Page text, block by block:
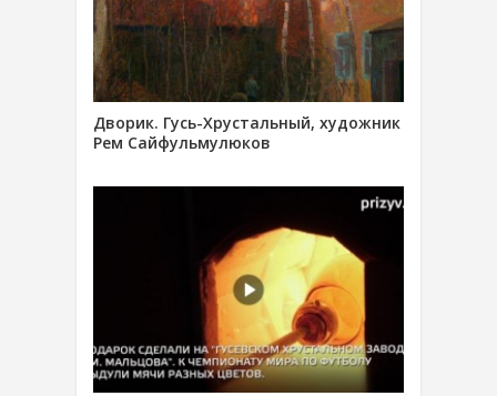
Дворик. Гусь-Хрустальный, художник
Рем Сайфульмулюков